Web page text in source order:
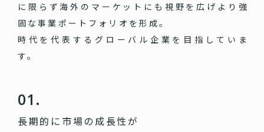
に限らず海外のマーケットにも視野を広げより強
固な事業ポートフォリオを形成。
時代を代表するグローバル企業を目指していま
す。
01.
長期的に市場の成長性が